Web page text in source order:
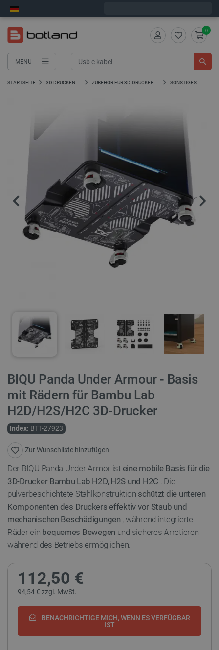
MENU
0
STARTSEITE 3D DRUCKEN ZUBEHÖR FÜR 3D-DRUCKER SONSTIGES
BIQU Panda Under Armour - Basis
mit Rädern für Bambu Lab
H2D/H2S/H2C 3D-Drucker
Index: BTT-27923
Zur Wunschliste hinzufügen
Der BIQU Panda Under Armor ist eine mobile Basis für die
3D-Drucker Bambu Lab H2D, H2S und H2C . Die
pulverbeschichtete Stahlkonstruktion schützt die unteren
Komponenten des Druckers effektiv vor Staub und
mechanischen Beschädigungen , während integrierte
Räder ein bequemes Bewegen und sicheres Arretieren
während des Betriebs ermöglichen.
112,50 €
94,54 € zzgl. MwSt.
BENACHRICHTIGE MICH, WENN ES VERFÜGBAR
IST